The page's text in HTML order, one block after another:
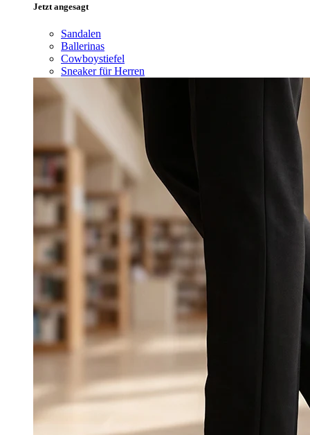
Jetzt angesagt
Sandalen
Ballerinas
Cowboystiefel
Sneaker für Herren